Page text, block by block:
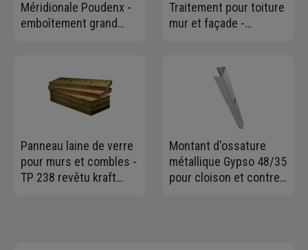
Méridionale Poudenx -
emboîtement grand
Traitement pour toiture
mur et façade -
l'emploi - Bidon de 30
Panneau laine de verre
pour murs et combles -
TP 238 revêtu kraft
Montant d'ossature
métallique Gypso 48/35
pour cloison et contre-